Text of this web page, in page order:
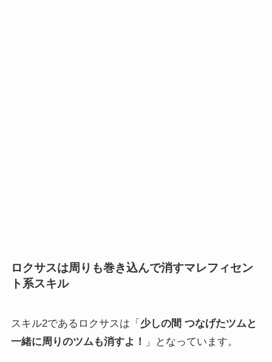
ロクサスは周りも巻き込んで消すマレフィセン
ト系スキル
スキル2であるロクサスは「 少しの間 つなげたツムと
一緒に周りのツムも消すよ！
」となっています。